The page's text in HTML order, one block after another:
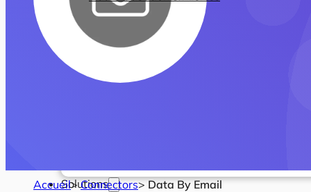
Solutions
Accueil>Connectors> Data By Email